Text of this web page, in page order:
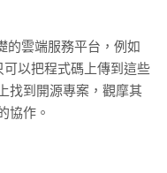
的雲端服務平台，例如
可以把程式碼上傳到這些
找到開源專案，觀摩其
協作。